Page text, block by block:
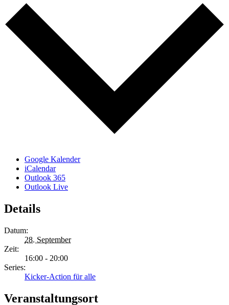
Google Kalender
iCalendar
Outlook 365
Outlook Live
Details
Datum:
28. September
Zeit:
16:00 - 20:00
Series:
Kicker-Action für alle
Veranstaltungsort